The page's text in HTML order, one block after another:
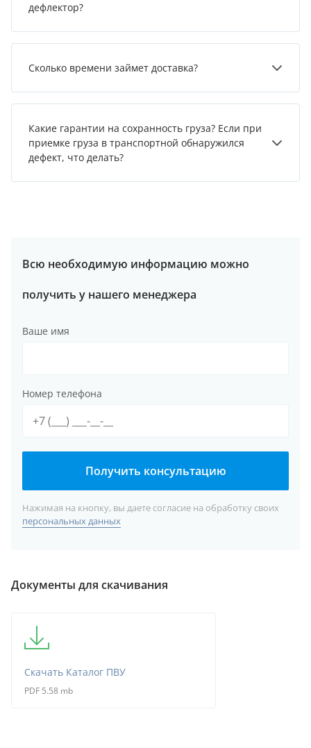
дефлектор?
Сколько времени займет доставка?
Какие гарантии на сохранность груза? Если при
приемке груза в транспортной обнаружился
дефект, что делать?
Всю необходимую информацию можно
получить у нашего менеджера
Ваше имя
Номер телефона
Получить консультацию
Нажимая на кнопку, вы даете согласие на обработку своих
персональных данных
Документы для скачивания
Скачать Каталог ПВУ
PDF 5.58 mb